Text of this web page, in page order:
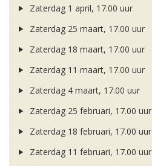
Zaterdag 1 april, 17.00 uur
Zaterdag 25 maart, 17.00 uur
Zaterdag 18 maart, 17.00 uur
Zaterdag 11 maart, 17.00 uur
Zaterdag 4 maart, 17.00 uur
Zaterdag 25 februari, 17.00 uur
Zaterdag 18 februari, 17.00 uur
Zaterdag 11 februari, 17.00 uur